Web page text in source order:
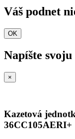
Váš podnet
OK
Napíšte
×
Kazetová
36CC105AERI+